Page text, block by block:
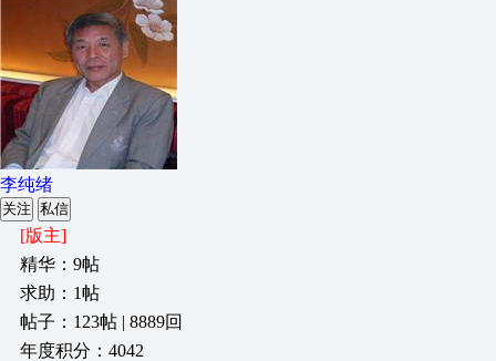
李纯绪
关注 私信
[版主]
精华：9帖
求助：1帖
帖子：123帖 | 8889回
年度积分：4042